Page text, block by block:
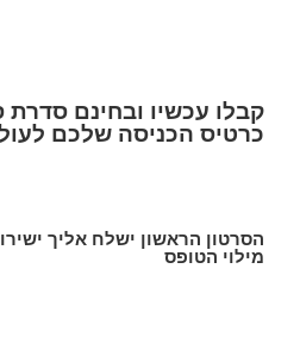
קבלו עכשיו ובחינם סדרת
כרטיס הכניסה שלכם
הסרטון הראשון ישלח אליך
מילוי הטופס